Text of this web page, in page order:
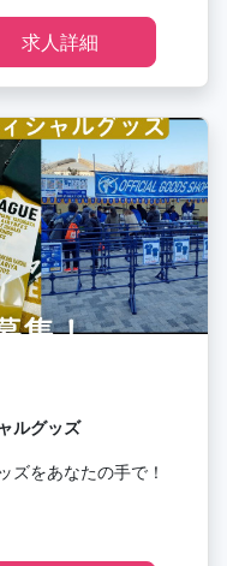
求人詳細
ルグッズ
ズをあなたの手で！